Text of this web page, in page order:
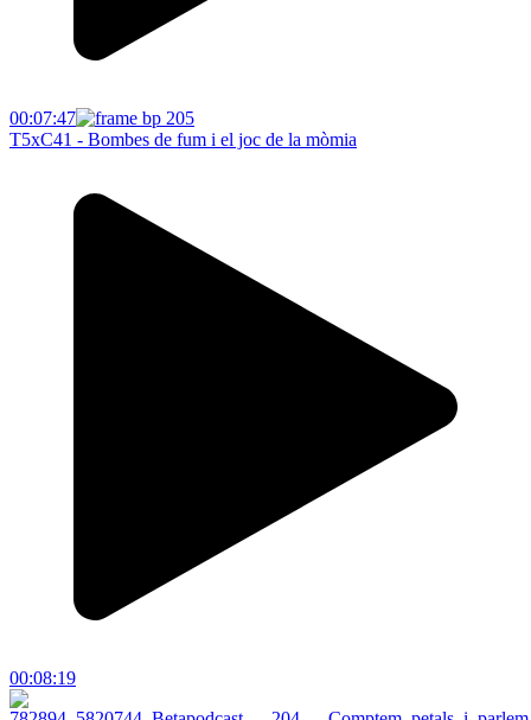
00:07:47
T5xC41 - Bombes de fum i el joc de la mòmia
00:08:19